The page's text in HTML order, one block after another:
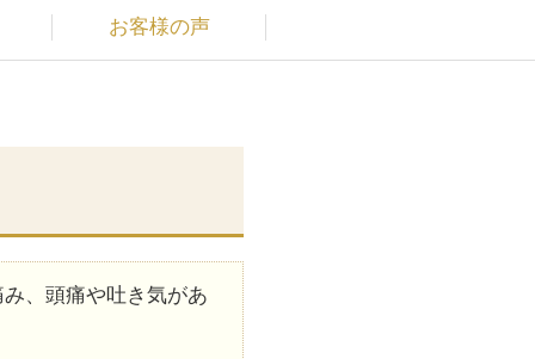
お客様の声
、頭痛や吐き気があ